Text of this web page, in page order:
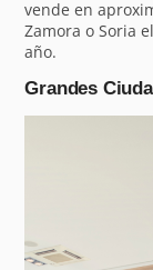
vende en
Zamora o Soria
año.
Grandes